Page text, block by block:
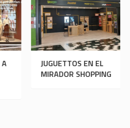
SLOWLOVE LLEGA A
EL MIRADOR